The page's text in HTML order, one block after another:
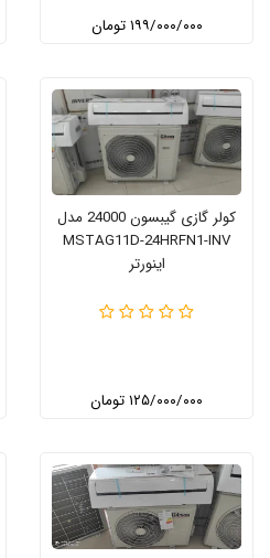
۱۹۹/۰۰۰/۰۰۰ تومان
کولر گازی گیبسون 24000 مدل
MSTAG11D-24HRFN1-INV
اینورتر
۱۲۵/۰۰۰/۰۰۰ تومان